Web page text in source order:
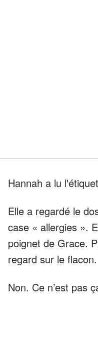
Hannah a lu
Elle a regardé le
case « allergies ».
poignet de Grace.
regard sur le flacon.
Non. Ce n’est pas